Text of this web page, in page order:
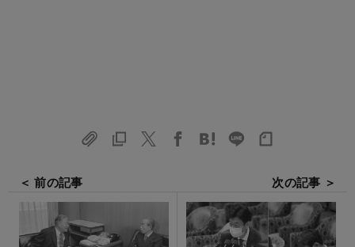
＜ 前の記事 次の記事 ＞